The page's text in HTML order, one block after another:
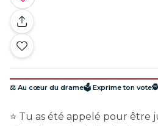
⚖️ Au cœur du drame🗳️ Exprime ton vote🕵️
⭐ Tu as été appelé pour